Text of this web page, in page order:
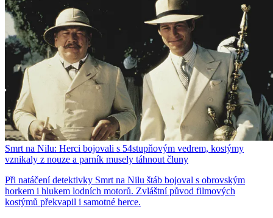
Smrt na Nilu: Herci bojovali s 54stupňovým vedrem, kostýmy
vznikaly z nouze a parník musely táhnout čluny
Při natáčení detektivky Smrt na Nilu štáb bojoval s obrovským
horkem i hlukem lodních motorů. Zvláštní původ filmových
kostýmů překvapil i samotné herce.